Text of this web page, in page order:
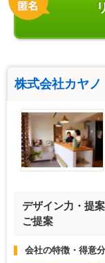
株式会社カヤノ
デザイン力・提
ご提案
会社の特徴・得意